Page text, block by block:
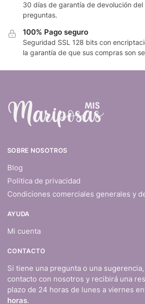
30 días de garantía de devolución del
preguntas.
100% Pago seguro
Seguridad SSL 128 bits con
la garantía de que sus compras son
SOBRE NOSOTROS
Blog
Politica de privacidad
Condiciones comerciales generales y
AYUDA
Mi cuenta
CONTACTO
Si tiene una pregunta o una
contacto con nosotros y recibirá una
plazo de 24 horas de lunes a viernes
horas.